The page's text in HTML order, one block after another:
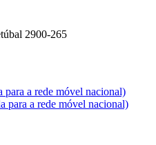
2900-265
a rede móvel nacional)
para a rede móvel nacional)